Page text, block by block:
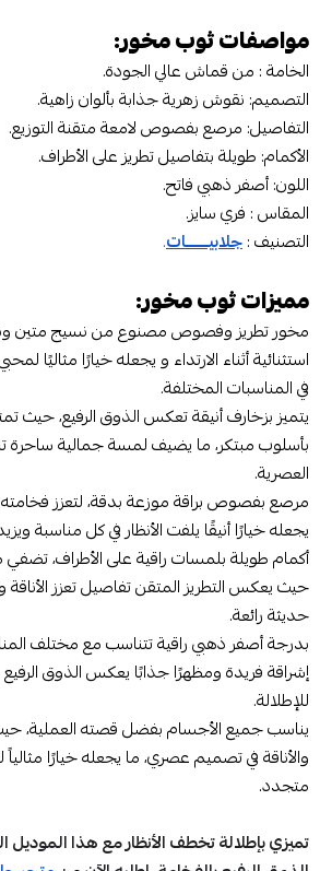
مواصفات ثوب مخور:
الخامة : من قماش عالي الجودة.
التصميم: نقوش زهرية جذابة بألوان زاهية.
التفاصيل: مرصع بفصوص لامعة متقنة التوزيع.
الأكمام: طويلة بتفاصيل تطريز على الأطراف.
اللون: أصفر ذهبي فاتح.
المقاس : فري سايز.
التصنيف :جلابيـــــــات.
مميزات ثوب مخور:
مخور تطريز وفصوص مصنوع من نسيج متين
استثنائية أثناء الارتداء و يجعله خيارًا مثاليًا
في المناسبات المختلفة.
يتميز بزخارف أنيقة تعكس الذوق الرفيع، حيث
بأسلوب مبتكر، ما يضيف لمسة جمالية ساحرة
العصرية.
مرصع بفصوص براقة موزعة بدقة، لتعزز
يجعله خيارًا أنيقًا يلفت الأنظار في كل مناسبة
أكمام طويلة بلمسات راقية على الأطراف، تضفي
حيث يعكس التطريز المتقن تفاصيل تعزز
حديثة رائعة.
بدرجة أصفر ذهبي راقية تتناسب مع مختلف
إشراقة فريدة ومظهرًا جذابًا يعكس الذوق
للإطلالة.
يناسب جميع الأجسام بفضل قصته العملية،
والأناقة في تصميم عصري، ما يجعله خيارًا
متجدد.
تميزي بإطلالة تخطف الأنظار مع هذا الموديل